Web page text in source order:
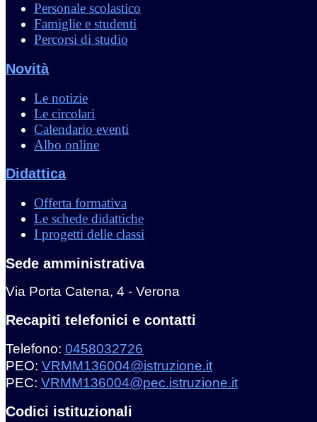
Personale scolastico
Famiglie e studenti
Percorsi di studio
Novità
Le notizie
Le circolari
Calendario eventi
Albo online
Didattica
Offerta formativa
Le schede didattiche
I progetti delle classi
Sede amministrativa
Via Porta Catena, 4 - Verona
Recapiti telefonici e contatti
Telefono: 0458032726
PEO: VRMM136004@istruzione.it
PEC: VRMM136004@pec.istruzione.it
Codici istituzionali